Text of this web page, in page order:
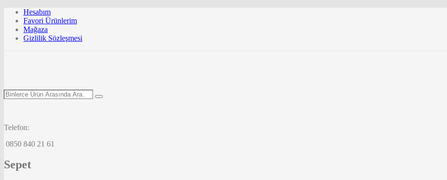
Hesabım
Favori Ürünlerim
Mağaza
Gizlilik Sözleşmesi
Binlerce
Search
Telefon:
0850 840 21 61
Sepet